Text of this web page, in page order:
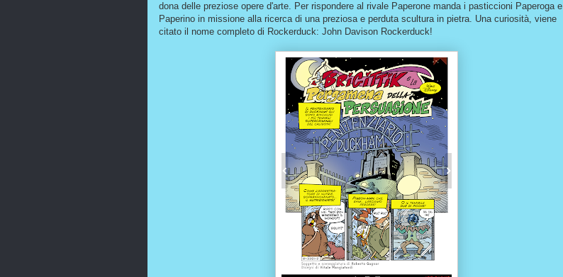
dona delle preziose opere d'arte. Per rispondere al rivale Paperone manda i pasticcioni Paperoga e
Paperino in missione alla ricerca di una preziosa e perduta scultura in pietra. Una curiosità, viene
citato il nome completo di Rockerduck: John Davison Rockerduck!